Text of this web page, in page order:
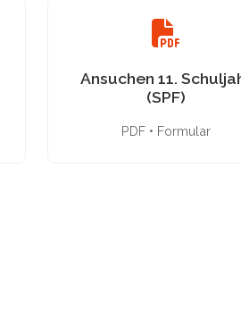
Ansuchen 11.
(SPF)
PDF • Formular